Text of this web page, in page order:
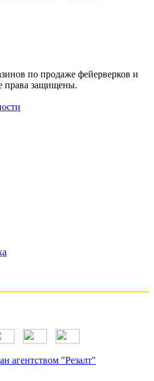
по продаже фейерверков и
права защищены.
агентством "Резалт"